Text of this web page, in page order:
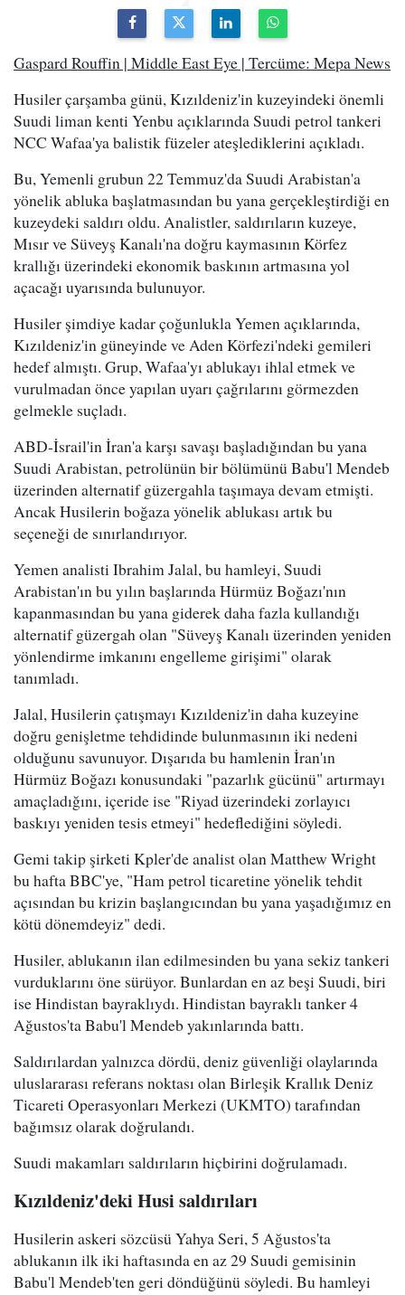
Gaspard Rouffin | Middle East Eye | Tercüme: Mepa News
Husiler çarşamba günü, Kızıldeniz'in kuzeyindeki önemli
Suudi liman kenti Yenbu açıklarında Suudi petrol tankeri
NCC Wafaa'ya balistik füzeler ateşlediklerini açıkladı.
Bu, Yemenli grubun 22 Temmuz'da Suudi Arabistan'a
yönelik abluka başlatmasından bu yana gerçekleştirdiği en
kuzeydeki saldırı oldu. Analistler, saldırıların kuzeye,
Mısır ve Süveyş Kanalı'na doğru kaymasının Körfez
krallığı üzerindeki ekonomik baskının artmasına yol
açacağı uyarısında bulunuyor.
Husiler şimdiye kadar çoğunlukla Yemen açıklarında,
Kızıldeniz'in güneyinde ve Aden Körfezi'ndeki gemileri
hedef almıştı. Grup, Wafaa'yı ablukayı ihlal etmek ve
vurulmadan önce yapılan uyarı çağrılarını görmezden
gelmekle suçladı.
ABD-İsrail'in İran'a karşı savaşı başladığından bu yana
Suudi Arabistan, petrolünün bir bölümünü Babu'l Mendeb
üzerinden alternatif güzergahla taşımaya devam etmişti.
Ancak Husilerin boğaza yönelik ablukası artık bu
seçeneği de sınırlandırıyor.
Yemen analisti Ibrahim Jalal, bu hamleyi, Suudi
Arabistan'ın bu yılın başlarında Hürmüz Boğazı'nın
kapanmasından bu yana giderek daha fazla kullandığı
alternatif güzergah olan "Süveyş Kanalı üzerinden yeniden
yönlendirme imkanını engelleme girişimi" olarak
tanımladı.
Jalal, Husilerin çatışmayı Kızıldeniz'in daha kuzeyine
doğru genişletme tehdidinde bulunmasının iki nedeni
olduğunu savunuyor. Dışarıda bu hamlenin İran'ın
Hürmüz Boğazı konusundaki "pazarlık gücünü" artırmayı
amaçladığını, içeride ise "Riyad üzerindeki zorlayıcı
baskıyı yeniden tesis etmeyi" hedeflediğini söyledi.
Gemi takip şirketi Kpler'de analist olan Matthew Wright
bu hafta BBC'ye, "Ham petrol ticaretine yönelik tehdit
açısından bu krizin başlangıcından bu yana yaşadığımız en
kötü dönemdeyiz" dedi.
Husiler, ablukanın ilan edilmesinden bu yana sekiz tankeri
vurduklarını öne sürüyor. Bunlardan en az beşi Suudi, biri
ise Hindistan bayraklıydı. Hindistan bayraklı tanker 4
Ağustos'ta Babu'l Mendeb yakınlarında battı.
Saldırılardan yalnızca dördü, deniz güvenliği olaylarında
uluslararası referans noktası olan Birleşik Krallık Deniz
Ticareti Operasyonları Merkezi (UKMTO) tarafından
bağımsız olarak doğrulandı.
Suudi makamları saldırıların hiçbirini doğrulamadı.
Kızıldeniz'deki Husi saldırıları
Husilerin askeri sözcüsü Yahya Seri, 5 Ağustos'ta
ablukanın ilk iki haftasında en az 29 Suudi gemisinin
Babu'l Mendeb'ten geri döndüğünü söyledi. Bu hamleyi